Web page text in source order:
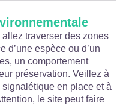
traverser des zones
d’une espèce ou d’un
un comportement
préservation. Veillez à
en place et à
le site peut faire